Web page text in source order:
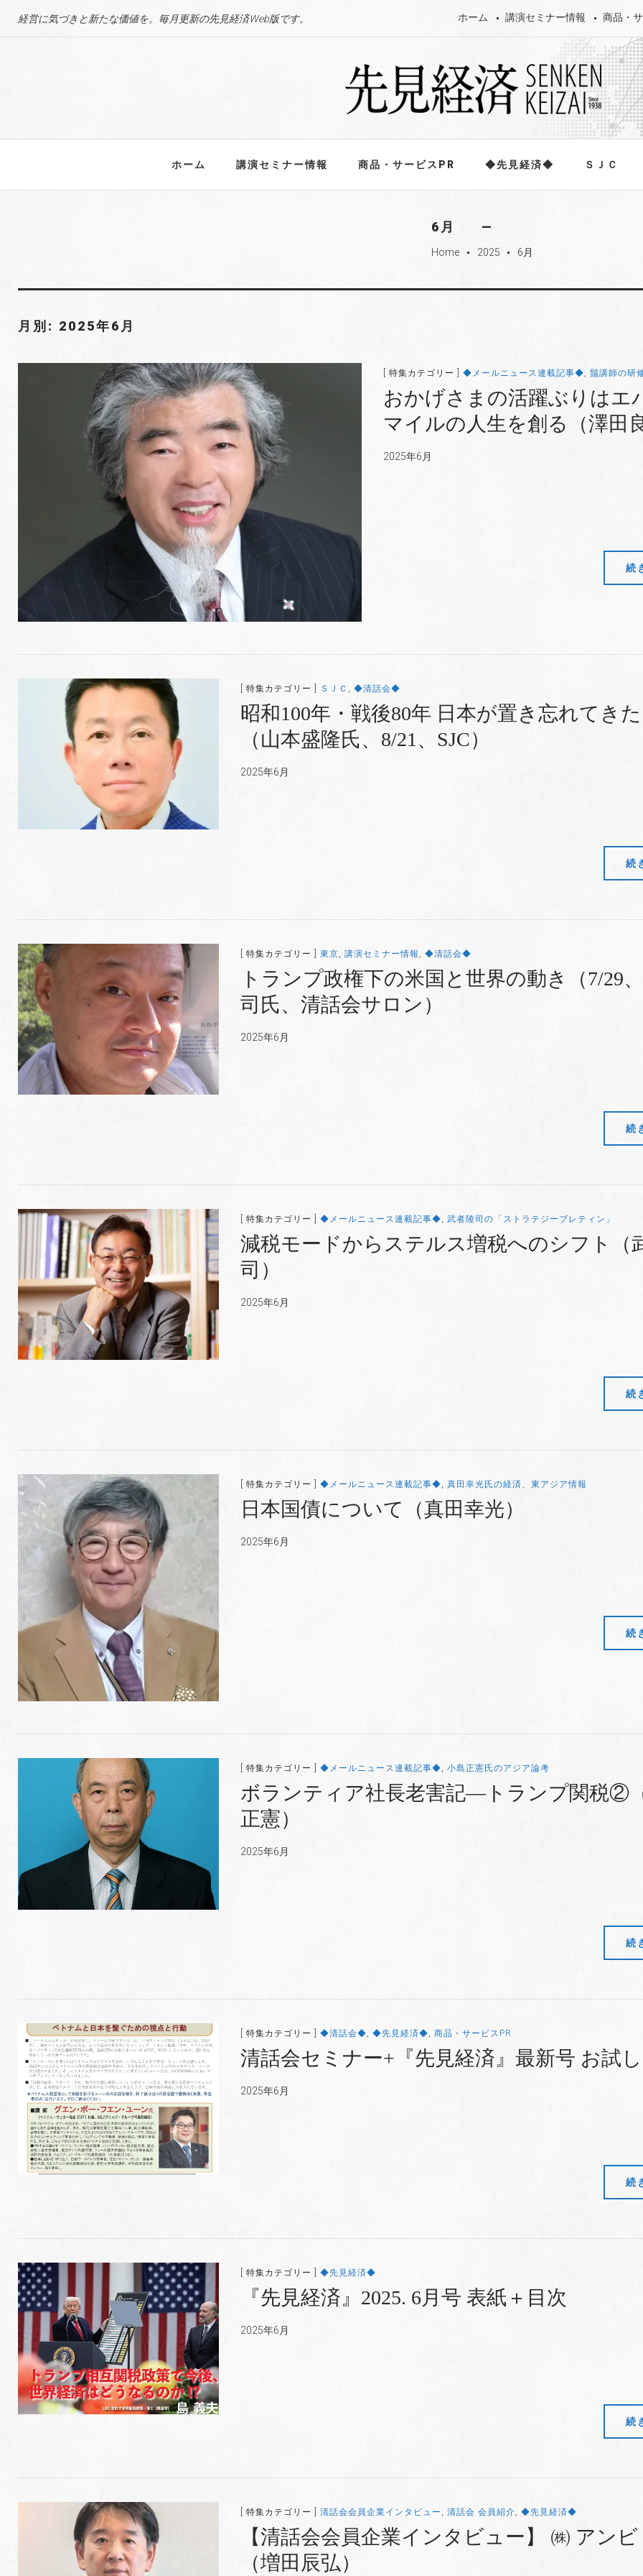
o
経営に気づきと新たな価値を。毎月更新の先見経済Web版です。 ホーム 講演セミナー情報 商品・
ホーム 講演セミナー情報 商品・サービスPR ◆先見経済◆ ＳＪＣ
6月
Home fiber_manual_record 2025 fiber_manual_record 6月
月別: 2025年6月
[ 特集カテゴリー ] ◆メールニュース連載記事◆, 鬚講師の研
おかげさまの活躍ぶりはエ
マイルの人生を創る（澤田
2025年6月
続
[ 特集カテゴリー ] ＳＪＣ ◆清話会◆
昭和100年・戦後80年 日本が置き忘れてき
（山本盛隆氏、8/21、SJC）
2025年6月
続
[ 特集カテゴリー ] 東京 講演セミナー情報 ◆清話会◆
トランプ政権下の米国と世界の動き（7/29
司氏、清話会サロン）
2025年6月
続
[ 特集カテゴリー ] ◆メールニュース連載記事◆ 武者陵司の「ストラテジーブレティン」
減税モードからステルス増税へのシフト（
司）
2025年6月
続
[ 特集カテゴリー ] ◆メールニュース連載記事◆ 真田幸光氏の経済、東アジア情報
日本国債について（真田幸光）
2025年6月
続
[ 特集カテゴリー ] ◆メールニュース連載記事◆, 小島正憲氏のアジア論考
ボランティア社長老害記―トランプ関税②
正憲）
2025年6月
続
[ 特集カテゴリー ] ◆清話会◆, ◆先見経済◆, 商品・サービスPR
清話会セミナー+『先見経済』最新号 お試
2025年6月
続
[ 特集カテゴリー ] ◆先見経済◆
『先見経済』2025. 6月号 表紙＋目次
2025年6月
続
[ 特集カテゴリー ] 清話会会員企業インタビュー , 清話会 会員紹介, ◆先見経済◆
【清話会会員企業インタビュー】 ㈱ アン
（増田辰弘）